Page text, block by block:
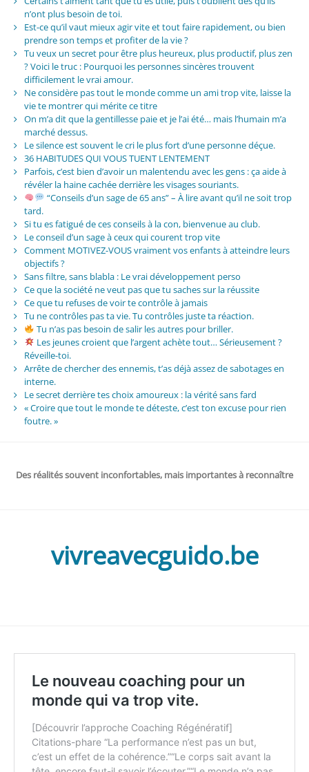
n’ont plus besoin de toi.
Est-ce qu’il vaut mieux agir vite et tout faire rapidement, ou bien
prendre son temps et profiter de la vie ?
Tu veux un secret pour être plus heureux, plus productif, plus zen
? Voici le truc : Pourquoi les personnes sincères trouvent
difficilement le vrai amour.
Ne considère pas tout le monde comme un ami trop vite, laisse la
vie te montrer qui mérite ce titre
On m’a dit que la gentillesse paie et je l’ai été… mais l’humain m’a
marché dessus.
Le silence est souvent le cri le plus fort d’une personne déçue.
36 HABITUDES QUI VOUS TUENT LENTEMENT
Parfois, c’est bien d’avoir un malentendu avec les gens : ça aide à
révéler la haine cachée derrière les visages souriants.
“Conseils d’un sage de 65 ans” – À lire avant qu’il ne soit trop
tard.
Si tu es fatigué de ces conseils à la con, bienvenue au club.
Le conseil d’un sage à ceux qui courent trop vite
Comment MOTIVEZ-VOUS vraiment vos enfants à atteindre leurs
objectifs ?
Sans filtre, sans blabla : Le vrai développement perso
Ce que la société ne veut pas que tu saches sur la réussite
Ce que tu refuses de voir te contrôle à jamais
Tu ne contrôles pas ta vie. Tu contrôles juste ta réaction.
Tu n’as pas besoin de salir les autres pour briller.
Les jeunes croient que l’argent achète tout… Sérieusement ?
Réveille-toi.
Arrête de chercher des ennemis, t’as déjà assez de sabotages en
interne.
Le secret derrière tes choix amoureux : la vérité sans fard
« Croire que tout le monde te déteste, c’est ton excuse pour rien
foutre. »
Des réalités souvent inconfortables, mais importantes à reconnaître
vivreavecguido.be